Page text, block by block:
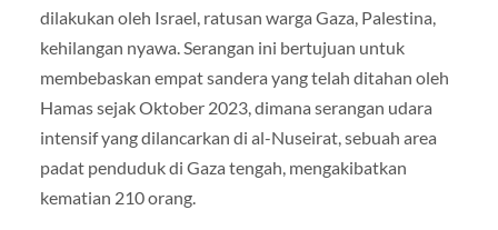
dilakukan oleh Israel, ratusan warga Gaza, Palestina,
kehilangan nyawa. Serangan ini bertujuan untuk
membebaskan empat sandera yang telah ditahan oleh
Hamas sejak Oktober 2023, dimana serangan udara
intensif yang dilancarkan di al-Nuseirat, sebuah area
padat penduduk di Gaza tengah, mengakibatkan
kematian 210 orang.